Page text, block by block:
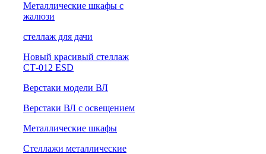
Металлические шкафы с
жалюзи
cтеллаж для дачи
Новый красивый стеллаж
СТ-012 ESD
Верстаки модели ВЛ
Верстаки ВЛ с освещением
Металлические шкафы
Стеллажи металлические